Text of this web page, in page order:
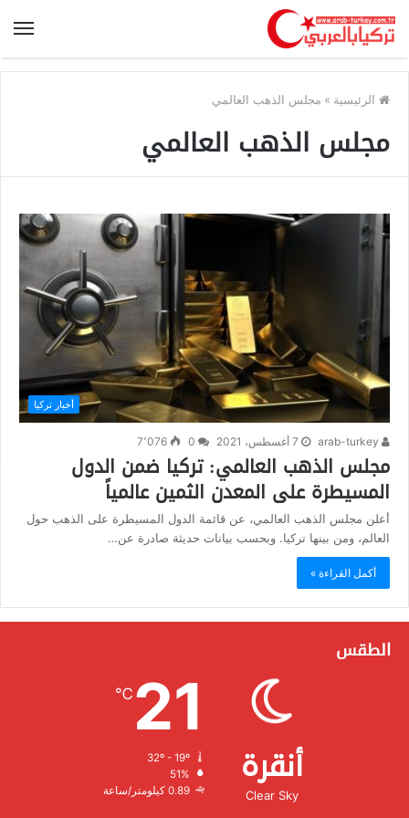
الرئيسية » مجلس الذهب العالمي
مجلس الذهب العالمي
أخبار تركيا
7 أغسطس، 2021 7٬076
مجلس الذهب العالمي: تركيا ضمن الدول
المسيطرة على المعدن الثمين عالمياً
أعلن مجلس الذهب العالمي، عن قائمة الدول المسيطرة على الذهب حول
العالم، ومن بينها تركيا. وبحسب بيانات حديثة صادرة عن…
أكمل القراءة »
الطقس
أنقرة
Clear Sky
21
℃
الرطوبة:
الرياح: